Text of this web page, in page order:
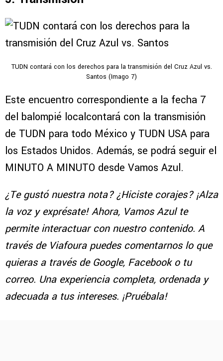
TUDN contará con los derechos para la transmisión del Cruz Azul vs.
Santos (Imago 7)
Este encuentro correspondiente a la fecha 7
del balompié localcontará con la transmisión
de TUDN para todo México y TUDN USA para
los Estados Unidos. Además, se podrá seguir el
MINUTO A MINUTO desde Vamos Azul.
¿Te gustó nuestra nota? ¿Hiciste corajes? ¡Alza
la voz y exprésate! Ahora, Vamos Azul te
permite interactuar con nuestro contenido. A
través de Viafoura puedes comentarnos lo que
quieras a través de Google, Facebook o tu
correo. Una experiencia completa, ordenada y
adecuada a tus intereses. ¡Pruébala!